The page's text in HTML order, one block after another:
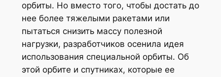
орбиты. Но вместо того, чтобы достать до
нее более тяжелыми ракетами или
пытаться снизить массу полезной
нагрузки, разработчиков осенила идея
использования специальной орбиты. Об
этой орбите и спутниках, которые ее